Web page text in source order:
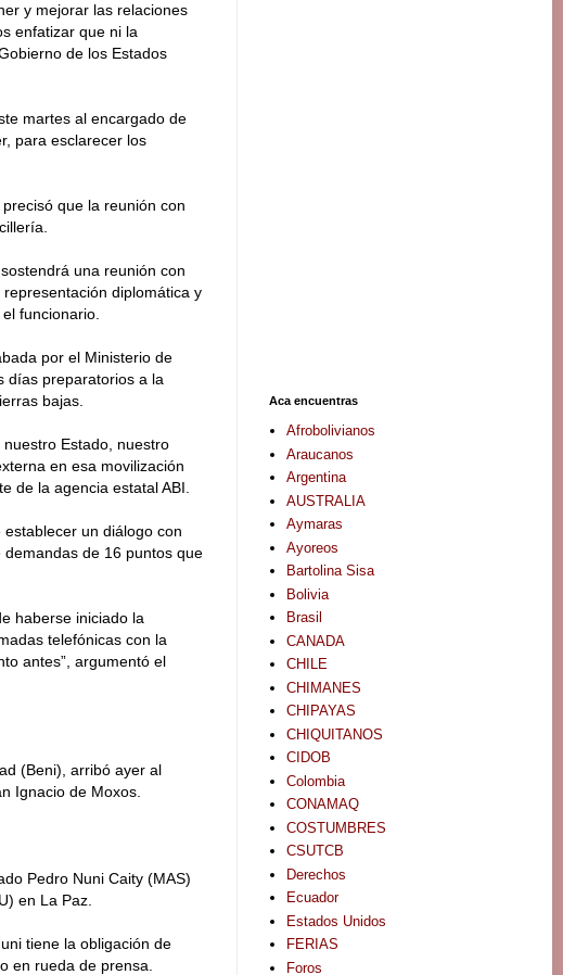
y mejorar las relaciones
enfatizar que ni la
de los Estados
martes al encargado de
para esclarecer los
que la reunión con
una reunión con
diplomática y
funcionario.
por el Ministerio de
días preparatorios a la
bajas.
Estado, nuestro
en esa movilización
de la agencia estatal ABI.
un diálogo con
demandas de 16 puntos que
haberse iniciado la
telefónicas con la
antes”, argumentó el
(Beni), arribó ayer al
Ignacio de Moxos.
Pedro Nuni Caity (MAS)
en La Paz.
tiene la obligación de
en rueda de prensa.
Aca encuentras
Afrobolivianos
Araucanos
Argentina
AUSTRALIA
Aymaras
Ayoreos
Bartolina Sisa
Bolivia
Brasil
CANADA
CHILE
CHIMANES
CHIPAYAS
CHIQUITANOS
CIDOB
Colombia
CONAMAQ
COSTUMBRES
CSUTCB
Derechos
Ecuador
Estados Unidos
FERIAS
Foros